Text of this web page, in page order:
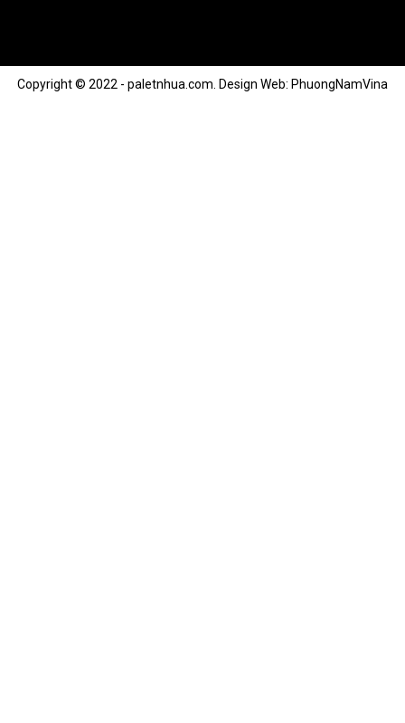
Copyright © 2022 - paletnhua.com. Design Web: PhuongNamVina